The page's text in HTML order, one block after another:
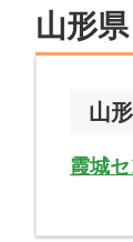
山形県
山
霞城